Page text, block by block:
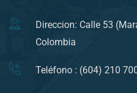
Direccion: Calle 53
Colombia
Teléfono : (604) 210